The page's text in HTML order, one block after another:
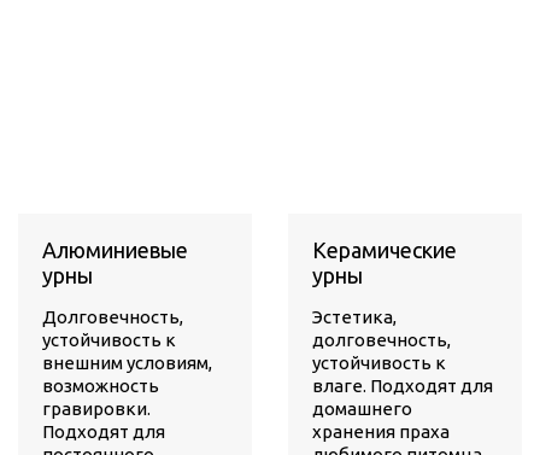
Алюминиевые
урны
Долговечность,
устойчивость к
внешним условиям,
возможность
гравировки.
Подходят для
Керамические
урны
Эстетика,
долговечность,
устойчивость к
влаге. Подходят для
домашнего
хранения праха